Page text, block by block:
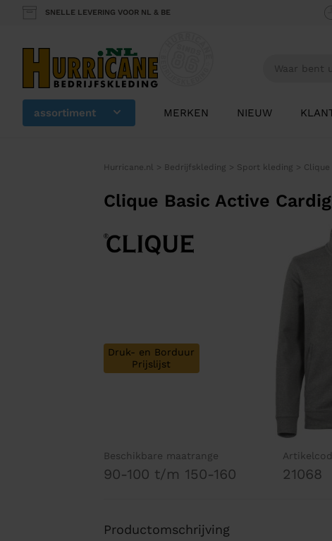
SNELLE LEVERING VOOR NL & BE
assortiment MERKEN NIEUW
Hurricane.nl > Bedrijfskleding > Sport kleding >
Clique Basic Active
Druk- en Borduur
Prijslijst
Beschikbare maatrange
90-100 t/m 150-160 21068
Productomschrijving